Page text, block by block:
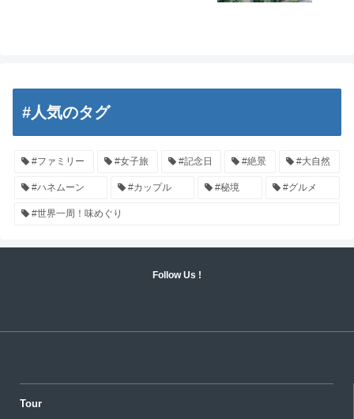
#人気のタグ
#ファミリー #女子旅 #記念日 #絶景 #大自然
#ハネムーン #カップル #秘境 #グルメ
#世界一周！味めぐり
Follow Us !
Tour